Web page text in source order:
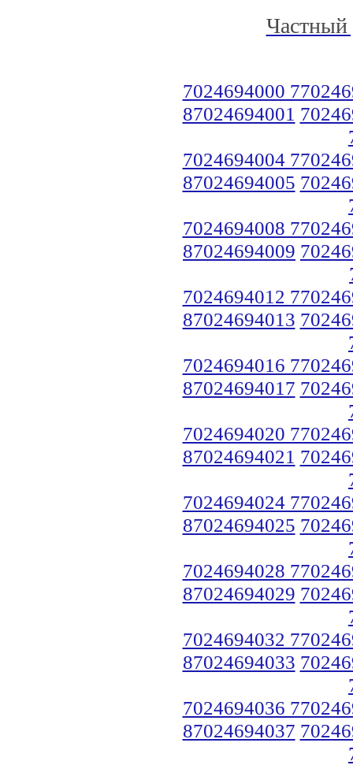
Частный
7024694000
87024694001
7024694004
87024694005
7024694008
87024694009
7024694012
87024694013
7024694016
87024694017
7024694020
87024694021
7024694024
87024694025
7024694028
87024694029
7024694032
87024694033
7024694036
87024694037